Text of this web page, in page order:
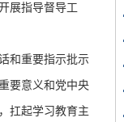
展指导督导工
和重要指示批示
要意义和党中央
扛起学习教育主